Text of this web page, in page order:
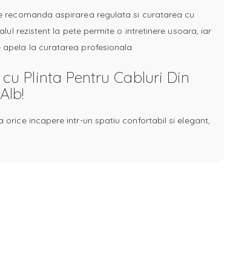
recomanda aspirarea regulata si curatarea cu
rezistent la pete permite o intretinere usoara, iar
la curatarea profesionala.
Plinta Pentru Cabluri Din
incapere intr-un spatiu confortabil si elegant,